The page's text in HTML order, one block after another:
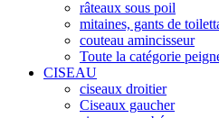
râteaux sous poil
mitaines, gants de
couteau amincisseur
Toute la catégorie
CISEAU
ciseaux droitier
Ciseaux gaucher